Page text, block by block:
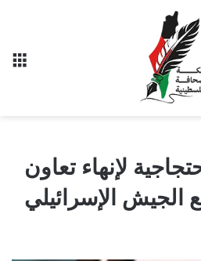
لإنهاء تعاون
الإسرائيلي